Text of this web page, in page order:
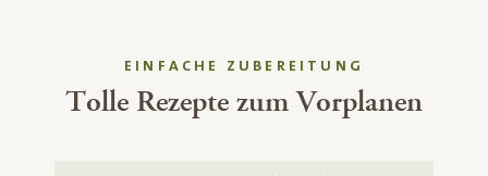
EINFACHE ZUBEREITUNG
Tolle Rezepte zum Vorplanen